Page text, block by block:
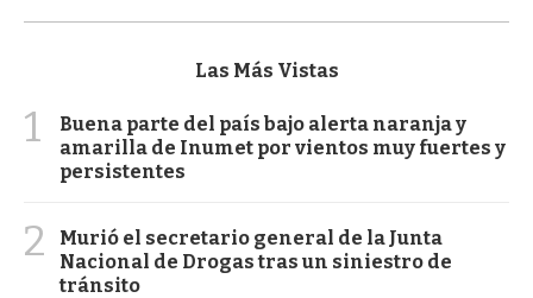
Las Más Vistas
1
Buena parte del país bajo alerta naranja y
amarilla de Inumet por vientos muy fuertes y
persistentes
2
Murió el secretario general de la Junta
Nacional de Drogas tras un siniestro de
tránsito